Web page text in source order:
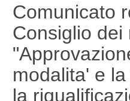
Comunicato
Consiglio
modalita' e
la